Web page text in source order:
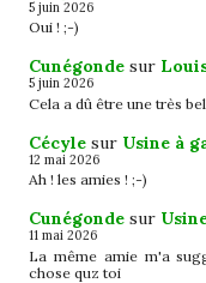
5 juin 2026
Oui ! ;-)
Cunégonde sur
5 juin 2026
Cela a dû être une très
Cécyle sur Usine à
12 mai 2026
Ah ! les amies ! ;-)
Cunégonde sur
11 mai 2026
La même amie m'a
chose quz toi